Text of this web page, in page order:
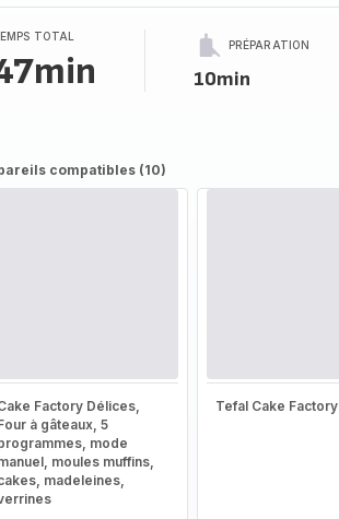
TOTAL
PRÉPARATION
10min
compatibles (10)
Factory Délices,
à gâteaux, 5
mode
moules muffins,
madeleines,
Tefal Cake Factory